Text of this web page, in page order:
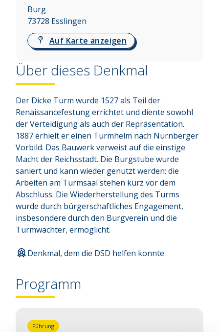
Burg
73728 Esslingen
Auf Karte anzeigen
Über dieses Denkmal
Der Dicke Turm wurde 1527 als Teil der
Renaissancefestung errichtet und diente sowohl
der Verteidigung als auch der Repräsentation.
1887 erhielt er einen Turmhelm nach Nürnberger
Vorbild. Das Bauwerk verweist auf die einstige
Macht der Reichsstadt. Die Burgstube wurde
saniert und kann wieder genutzt werden; die
Arbeiten am Turmsaal stehen kurz vor dem
Abschluss. Die Wiederherstellung des Turms
wurde durch bürgerschaftliches Engagement,
insbesondere durch den Burgverein und die
Turmwächter, ermöglicht.
Denkmal, dem die DSD helfen konnte
Programm
Führung